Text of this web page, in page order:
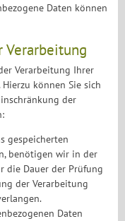
Daten können
Verarbeitung
Verarbeitung Ihrer
können Sie sich
der
gespeicherten
benötigen wir in der
die Dauer der Prüfung
der Verarbeitung
Daten